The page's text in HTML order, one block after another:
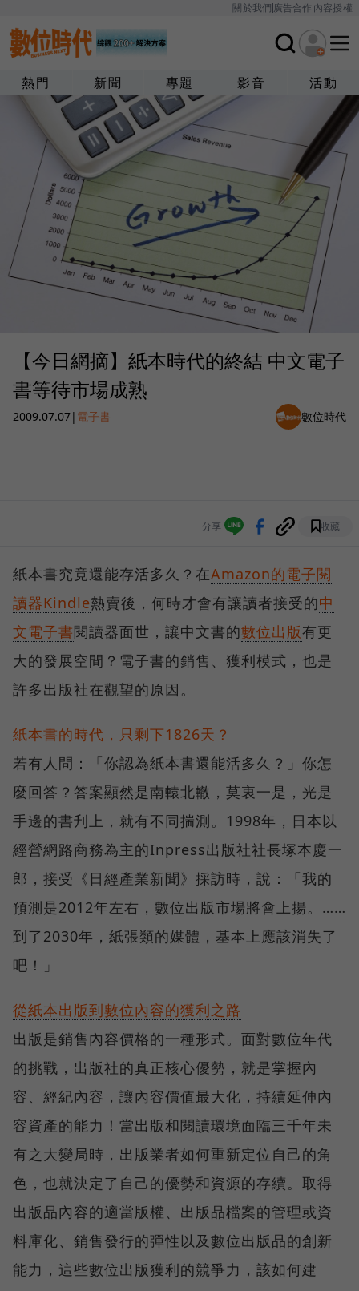
關於我們廣告合作內容授權
熱門 新聞 專題 影音 活動
【今日網摘】紙本時代的終結 中文電子
書等待市場成熟
2009.07.07| 電子書 數位時代
分享 收藏
紙本書究竟還能存活多久？在Amazon的電子閱
讀器Kindle熱賣後，何時才會有讓讀者接受的中
文電子書閱讀器面世，讓中文書的數位出版有更
大的發展空間？電子書的銷售、獲利模式，也是
許多出版社在觀望的原因。
紙本書的時代，只剩下1826天？
若有人問：「你認為紙本書還能活多久？」你怎
麼回答？答案顯然是南轅北轍，莫衷一是，光是
手邊的書刋上，就有不同揣測。1998年，日本以
經營網路商務為主的Inpress出版社社長塚本慶一
郎，接受《日經產業新聞》採訪時，說：「我的
預測是2012年左右，數位出版市場將會上揚。……
到了2030年，紙張類的媒體，基本上應該消失了
吧！」
從紙本出版到數位內容的獲利之路
出版是銷售內容價格的一種形式。面對數位年代
的挑戰，出版社的真正核心優勢，就是掌握內
容、經紀內容，讓內容價值最大化，持續延伸內
容資產的能力！當出版和閱讀環境面臨三千年未
有之大變局時，出版業者如何重新定位自己的角
色，也就決定了自己的優勢和資源的存續。取得
出版品內容的適當版權、出版品檔案的管理或資
料庫化、銷售發行的彈性以及數位出版品的創新
能力，這些數位出版獲利的競爭力，該如何建